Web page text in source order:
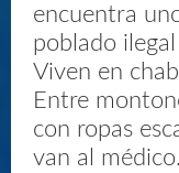
encuentra
poblado
Viven en
Entre
con ropas
van al